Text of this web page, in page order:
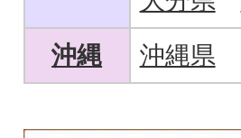
沖縄
沖縄県